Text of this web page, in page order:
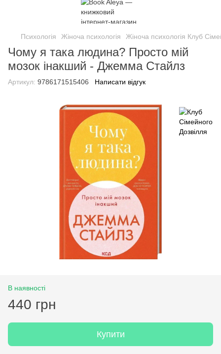
Психологія Жіноча психологія Жіноча психологія Клуб
Чому я така людина? Просто мій
мозок інакший - Джемма Стайлз
Артикул: 9786171515406 Написати відгук
В наявності
440 грн
Купити